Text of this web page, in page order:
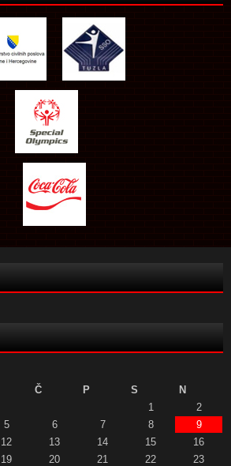
Č P S
N
1
2
5 6 7 8
9
12 13 14 15
16
19 20 21 22
23